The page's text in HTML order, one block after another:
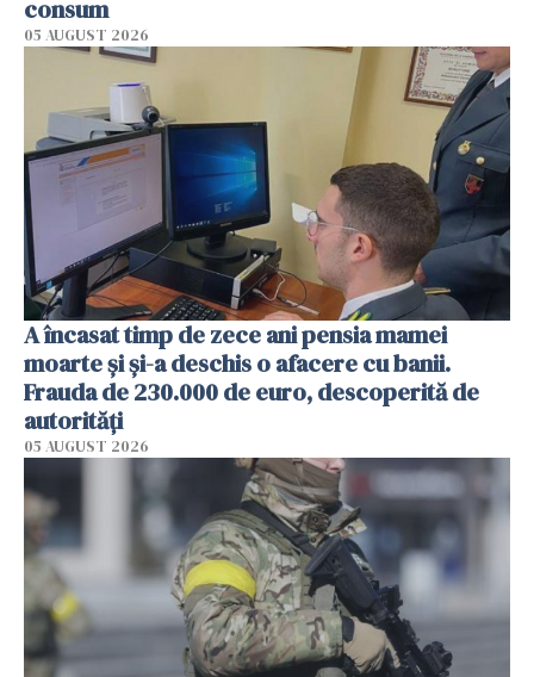
consum
05 AUGUST 2026
A încasat timp de zece ani pensia mamei
moarte și și-a deschis o afacere cu banii.
Frauda de 230.000 de euro, descoperită de
autorități
05 AUGUST 2026